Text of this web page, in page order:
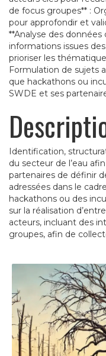
de focus groupes** :
pour approfondir et
**Analyse des
informations issues
prioriser les
Formulation de sujets
que hackathons ou
SWDE et ses
Identification,
du secteur de l’eau
partenaires de définir
adressées dans le
hackathons ou des
sur la réalisation
acteurs, incluant des
groupes, afin de